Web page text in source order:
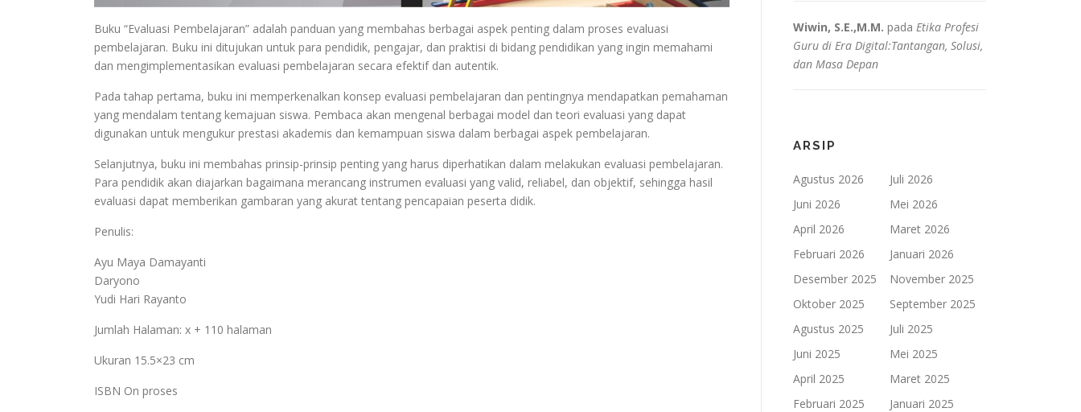
Buku “Evaluasi Pembelajaran” adalah panduan yang membahas berbagai aspek penting dalam proses evaluasi
pembelajaran. Buku ini ditujukan untuk para pendidik, pengajar, dan praktisi di bidang pendidikan yang ingin memahami
dan mengimplementasikan evaluasi pembelajaran secara efektif dan autentik.
Pada tahap pertama, buku ini memperkenalkan konsep evaluasi pembelajaran dan pentingnya mendapatkan pemahaman
yang mendalam tentang kemajuan siswa. Pembaca akan mengenal berbagai model dan teori evaluasi yang dapat
digunakan untuk mengukur prestasi akademis dan kemampuan siswa dalam berbagai aspek pembelajaran.
Selanjutnya, buku ini membahas prinsip-prinsip penting yang harus diperhatikan dalam melakukan evaluasi pembelajaran.
Para pendidik akan diajarkan bagaimana merancang instrumen evaluasi yang valid, reliabel, dan objektif, sehingga hasil
evaluasi dapat memberikan gambaran yang akurat tentang pencapaian peserta didik.
Penulis:
Ayu Maya Damayanti
Daryono
Yudi Hari Rayanto
Jumlah Halaman: x + 110 halaman
Ukuran 15.5×23 cm
ISBN On proses
Wiwin, S.E.,M.M. pada Etika Profesi
Guru di Era Digital:Tantangan, Solusi,
dan Masa Depan
ARSIP
Agustus 2026
Juli 2026
Juni 2026
Mei 2026
April 2026
Maret 2026
Februari 2026
Januari 2026
Desember 2025
November 2025
Oktober 2025
September 2025
Agustus 2025
Juli 2025
Juni 2025
Mei 2025
April 2025
Maret 2025
Februari 2025
Januari 2025